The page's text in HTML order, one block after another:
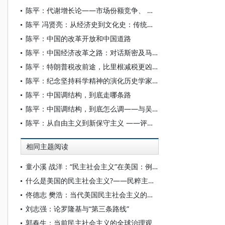
陈平：代谢增长论——市场份额竞争、 学习不确定性和技术小波
陈平 冯贤亮：从经济史到文化史：传统江南研究的若干问题述评
陈平：中国的改革开放和中国道路
陈平：中国经济改革之路：对话斯密及马恩列斯
陈平：特朗普税改前途，比里根减税更凶多吉少
陈平：纪念坚持科学精神的演化历史学家诺斯
陈平：中国调结构，到底走哪条路
陈平：中国调结构，到底怎么调——与吴敬琏、林毅夫商榷
陈平：从自由主义到新保守主义 ——评科尔奈《警惕近在眼前的威胁》
相同主题阅读
童小溪 战洋：“民主社会主义”在美国：例外还是趋同？
什么是美国的民主社会主义?——民粹主义时代的意识形态
佟德志 樊浩：当代美国民主社会主义的理论体系与政策主张
刘志强：论罗隆基与“第三条路线”
郭春生：当前民主社会主义的全球治理观